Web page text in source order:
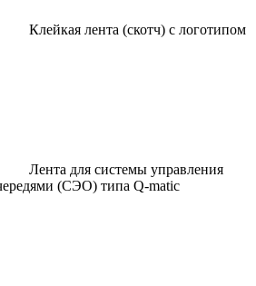
Клейкая лента (скотч) с логотипом
Лента для системы управления
(СЭО) типа Q-matic